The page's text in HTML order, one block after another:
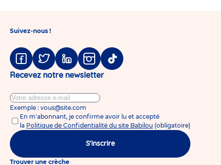
Suivez-nous !
Facebook
TwitterLinkedinInstagram
Tiktok
Recevez notre newsletter
Exemple : vous@site.com
En m'abonnant, je confirme avoir lu et accepté
la Politique de Confidentialité du site Babilou (obligatoire)
S'inscrire
Trouver une crèche